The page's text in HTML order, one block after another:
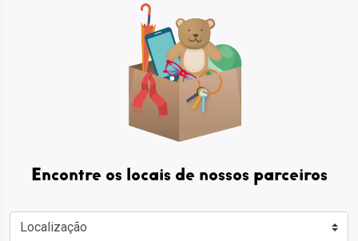
Encontre os locais de nossos parceiros